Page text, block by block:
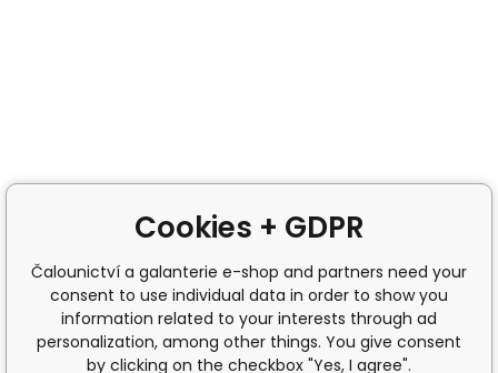
Cookies + GDPR
Čalounictví a galanterie e-shop and partners need your
consent to use individual data in order to show you
information related to your interests through ad
personalization, among other things. You give consent
by clicking on the checkbox "Yes, I agree".